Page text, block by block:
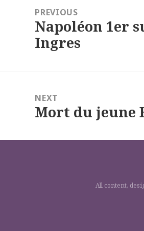
l’article
PREVIOUS
Previous
post:
Napoléon 1er
Ingres
NEXT
Next
Mort du jeune
All content,